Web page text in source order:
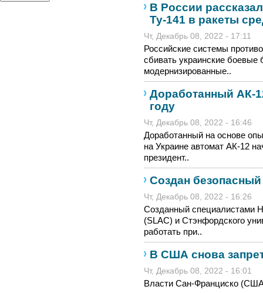
В России
Ту-141 в ракеты
Чт, Декабрь 08, 2022 - 17:11
Российские системы
сбивать украинские боевые
модернизированные..
Доработанный АК-
году
Чт, Декабрь 08, 2022 - 16:46
Доработанный на основе
на Украине автомат АК-12
президент..
Создан
Чт, Декабрь 08, 2022 - 16:26
Созданный специалистами
(SLAC) и Стэнфордского
работать при..
В США снова
Чт, Декабрь 08, 2022 - 16:01
Власти Сан-Франциско